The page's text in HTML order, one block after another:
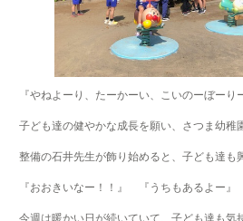
『やねよーり、たーかーい、こいのーぼーり
子ども達の健やかな成長を願い、さつま幼稚
整備の石井先生が飾り始めると、子ども達も
『おおきいなー！！』 『うちもあるよー』
今週は暖かい日が続いていて、子ども達も気